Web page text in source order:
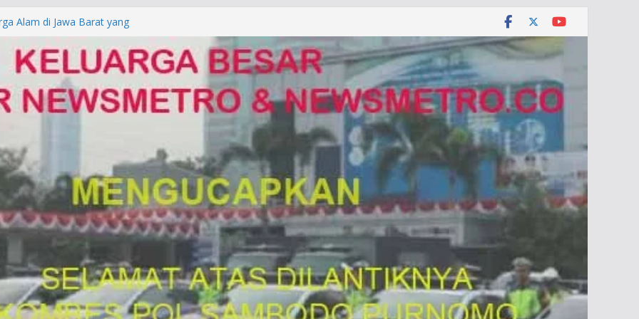
PUNGLI SIM
Alam di Jawa Barat yang
KUHAP Baru 2026, Tegaskan
Dipidana
DENPASAR DAN
POLDA BALI DIDUGA
ke Mabes Polri